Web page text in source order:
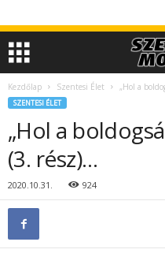
Kezdőlap Szentesi Élet „Hol a
SZENTESI ÉLET
„Hol a
(3. rész)…
2020.10.31. 924